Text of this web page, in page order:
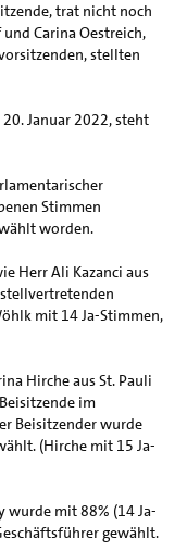
trat nicht noch
Carina Oestreich,
stellten
Januar 2022, steht
Stimmen
worden.
Herr Ali Kazanci aus
mit 14 Ja-Stimmen,
Hirche aus St. Pauli
im
Beisitzender wurde
(Hirche mit 15 Ja-
wurde mit 88% (14 Ja-
gewählt.